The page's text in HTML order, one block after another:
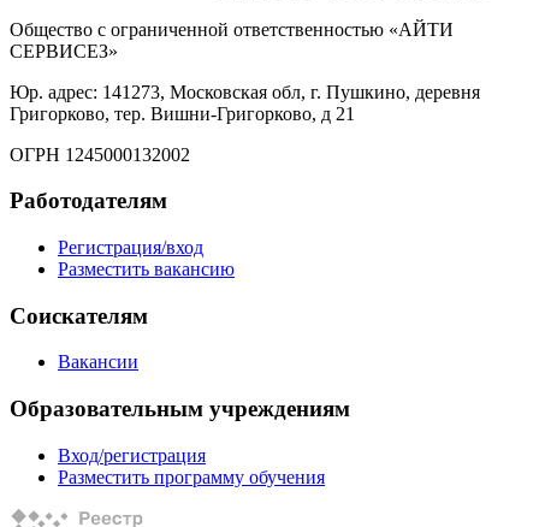
Общество с ограниченной ответственностью «АЙТИ
СЕРВИСЕЗ»
Юр. адрес: 141273, Московская обл, г. Пушкино, деревня
Григорково, тер. Вишни-Григорково, д 21
ОГРН 1245000132002
Работодателям
Регистрация/вход
Разместить вакансию
Соискателям
Вакансии
Образовательным учреждениям
Вход/регистрация
Разместить программу обучения